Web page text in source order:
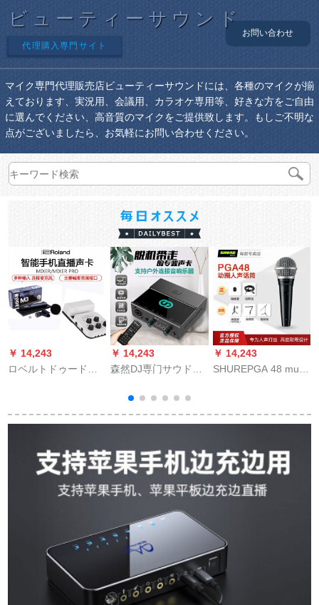
ビューティーサウンド
代理購入専門サイト
お問い合わせ
マイク専門代理販売店ビューティーサウンドには、各種のマイクが揃
えております、実況用、会議用、カラオケ専用等、好きな方をご自由
に選んでください、高音質のマイクをご提供致します。もしご不明な
点がございましたら、お気軽にお問い合わせください。
￥ 14,243
ロベルトドゥードM 3
楽器コリックロック
ベルトPRO標準装備
￥ 14,243
森然DJ専门サウドド
カドの携帯帯生放送
音响カードドットコ
录音マイク全民カラ
オケ携帯电话のマイ
クの速さの手ぶれの
放送设备の名前を付
けてください。
￥ 14,243
SHUREPGA 48 mu-
放送K歌マキPGA
線を送る)